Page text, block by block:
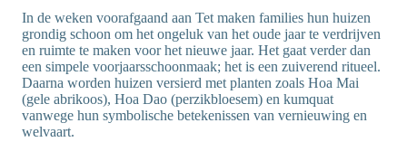
In de weken voorafgaand aan Tet maken families hun huizen
grondig schoon om het ongeluk van het oude jaar te verdrijven
en ruimte te maken voor het nieuwe jaar. Het gaat verder dan
een simpele voorjaarsschoonmaak; het is een zuiverend ritueel.
Daarna worden huizen versierd met planten zoals Hoa Mai
(gele abrikoos), Hoa Dao (perzikbloesem) en kumquat
vanwege hun symbolische betekenissen van vernieuwing en
welvaart.